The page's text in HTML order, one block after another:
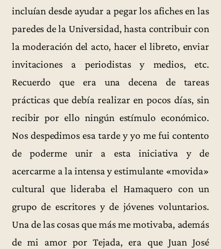
incluían desde ayudar a pegar los afiches en las
paredes de la Universidad, hasta contribuir con
la moderación del acto, hacer el libreto, enviar
invitaciones a periodistas y medios, etc.
Recuerdo que era una decena de tareas
prácticas que debía realizar en pocos días, sin
recibir por ello ningún estímulo económico.
Nos despedimos esa tarde y yo me fui contento
de poderme unir a esta iniciativa y de
acercarme a la intensa y estimulante «movida»
cultural que lideraba el Hamaquero con un
grupo de escritores y de jóvenes voluntarios.
Una de las cosas que más me motivaba, además
de mi amor por Tejada, era que Juan José